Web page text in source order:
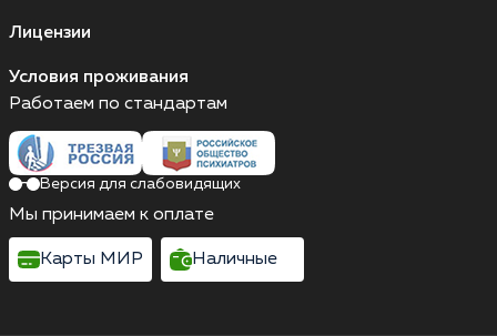
Лицензии
Условия проживания
Работаем по стандартам
Версия для слабовидящих
Мы принимаем к оплате
Карты МИР Наличные